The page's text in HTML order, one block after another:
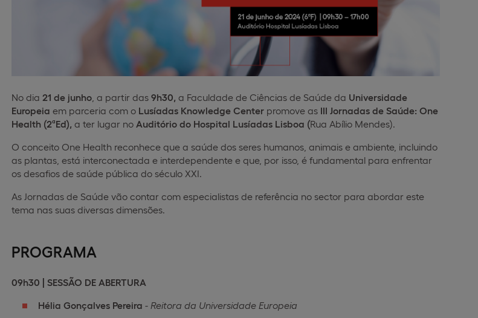
No dia 21 de junho, a partir das9h30, a Faculdade de Ciências de Saúde da Universidade
Europeia em parceria com o Lusíadas Knowledge Centerpromove as III Jornadas de Saúde: One
Health (2ªEd), a ter lugar no Auditório do Hospital Lusíadas Lisboa (Rua Abílio Mendes).
O conceito One Health reconhece que a saúde dos seres humanos, animais e ambiente, incluindo
as plantas, está interconectada e interdependente e que, por isso, é fundamental para enfrentar
os desafios de saúde pública do século XXI.
As Jornadas de Saúde vão contar com especialistas de referência no sector para abordar este
tema nas suas diversas dimensões.
PROGRAMA
09h30 | SESSÃO DE ABERTURA
Hélia Gonçalves Pereira - Reitora da Universidade Europeia